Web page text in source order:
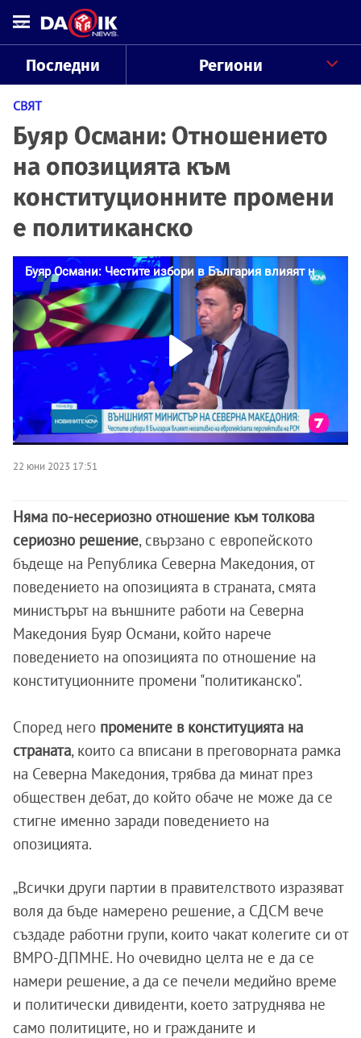
Последни Региони
СВЯТ
Буяр Османи: Отношението
на опозицията към
конституционните промени
е политиканско
22 юни 2023 17:51
Няма по-несериозно отношение към толкова
сериозно решение, свързано с европейското
бъдеще на Република Северна Македония, от
поведението на опозицията в страната, смята
министърът на външните работи на Северна
Македония Буяр Османи, който нарече
поведението на опозицията по отношение на
конституционните промени "политиканско".
Според него промените в конституцията на
страната, които са вписани в преговорната рамка
на Северна Македония, трябва да минат през
обществен дебат, до който обаче не може да се
стигне именно заради поведението на
опозицията.
„Всички други партии в правителството изразяват
воля да бъде намерено решение, а СДСМ вече
създаде работни групи, които чакат колегите си от
ВМРО-ДПМНЕ. Но очевидно целта не е да се
намери решение, а да се печели медийно време
и политически дивиденти, което затруднява не
само политиците, но и гражданите и